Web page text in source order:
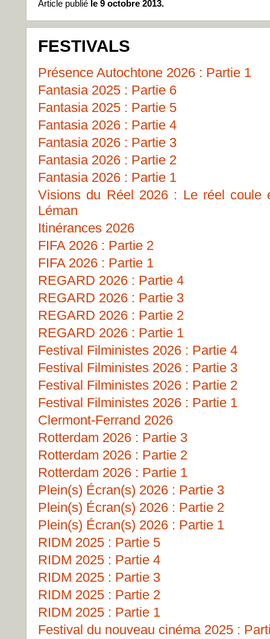
Article publié le 9 octobre 2013.
FESTIVALS
Présence Autochtone 2026 : Partie 1
Fantasia 2025 : Partie 6
Fantasia 2025 : Partie 5
Fantasia 2026 : Partie 4
Fantasia 2026 : Partie 3
Fantasia 2026 : Partie 2
Fantasia 2026 : Partie 1
Visions du Réel 2026 : Le réel coule
Léman
Itinérances 2026
FIFA 2026 : Partie 2
FIFA 2026 : Partie 1
REGARD 2026 : Partie 4
REGARD 2026 : Partie 3
REGARD 2026 : Partie 2
REGARD 2026 : Partie 1
Festival Filministes 2026 : Partie 4
Festival Filministes 2026 : Partie 3
Festival Filministes 2026 : Partie 2
Festival Filministes 2026 : Partie 1
Clermont-Ferrand 2026
Rotterdam 2026 : Partie 3
Rotterdam 2026 : Partie 2
Rotterdam 2026 : Partie 1
Plein(s) Écran(s) 2026 : Partie 3
Plein(s) Écran(s) 2026 : Partie 2
Plein(s) Écran(s) 2026 : Partie 1
RIDM 2025 : Partie 5
RIDM 2025 : Partie 4
RIDM 2025 : Partie 3
RIDM 2025 : Partie 2
RIDM 2025 : Partie 1
Festival du nouveau cinéma 2025 :